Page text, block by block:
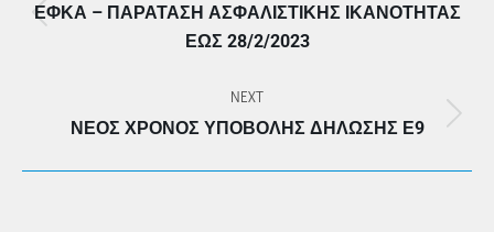
Previous
post:
ΕΦΚΑ – ΠΑΡΆΤΑΣΗ ΑΣΦΑΛΙΣΤΙΚΉΣ ΙΚΑΝΌΤΗΤΑΣ
ΈΩΣ 28/2/2023
NEXT
Next
ΝΈΟΣ ΧΡΌΝΟΣ ΥΠΟΒΟΛΉΣ ΔΉΛΩΣΗΣ Ε9